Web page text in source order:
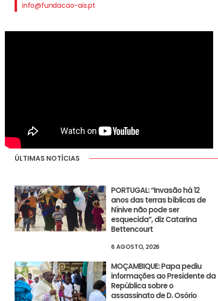
info@fundacao-ais.pt
ÚLTIMAS NOTÍCIAS
PORTUGAL: “Invasão há 12
anos das terras bíblicas de
Nínive não pode ser
esquecida”, diz Catarina
Bettencourt
6 AGOSTO, 2026
MOÇAMBIQUE: Papa pediu
informações ao Presidente da
República sobre o
assassinato de D. Osório